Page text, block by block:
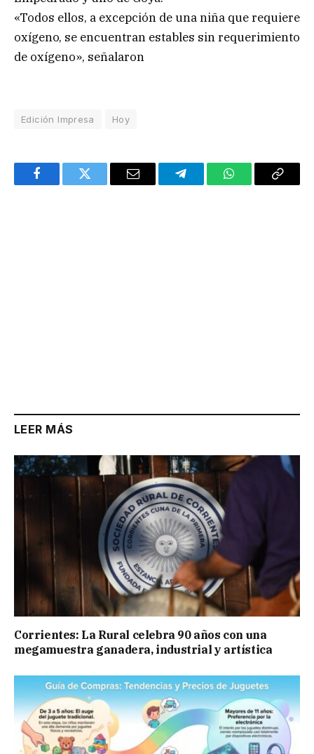
«Todos ellos, a excepción de una niña que requiere
oxígeno, se encuentran estables sin requerimiento
de oxígeno», señalaron
Edición Impresa Hoy
FacebookTwitter Email TelegramWhatsAppCopy
LEER MÁS
Corrientes: La Rural celebra 90 años con una
megamuestra ganadera, industrial y artística